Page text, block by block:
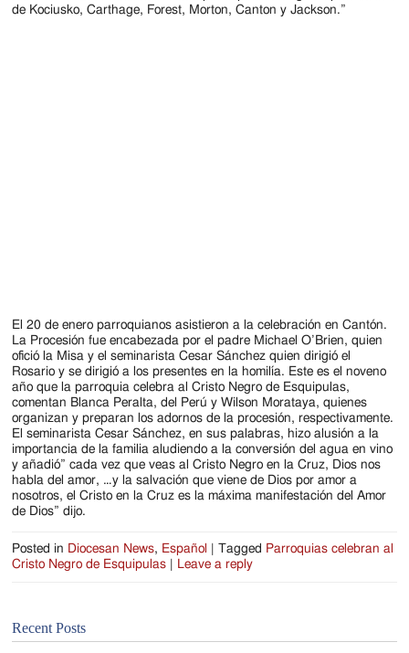
de Kociusko, Carthage, Forest, Morton, Canton y Jackson.”
El 20 de enero parroquianos asistieron a la celebración en Cantón.
La Procesión fue encabezada por el padre Michael O’Brien, quien
ofició la Misa y el seminarista Cesar Sánchez quien dirigió el
Rosario y se dirigió a los presentes en la homilía. Este es el noveno
año que la parroquia celebra al Cristo Negro de Esquipulas,
comentan Blanca Peralta, del Perú y Wilson Morataya, quienes
organizan y preparan los adornos de la procesión, respectivamente.
El seminarista Cesar Sánchez, en sus palabras, hizo alusión a la
importancia de la familia aludiendo a la conversión del agua en vino
y añadió” cada vez que veas al Cristo Negro en la Cruz, Dios nos
habla del amor, …y la salvación que viene de Dios por amor a
nosotros, el Cristo en la Cruz es la máxima manifestación del Amor
de Dios” dijo.
Posted in Diocesan News, Español Tagged Parroquias celebran al
Cristo Negro de Esquipulas
Leave a reply
Recent Posts